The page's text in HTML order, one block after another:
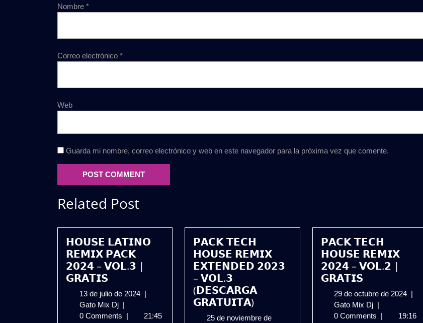
Nombre *
Correo electrónico *
Web
Guarda mi nombre, correo electrónico y web en este navegador para la próxima vez que comente.
Related Post
𝗛𝗢𝗨𝗦𝗘 𝗟𝗔𝗧𝗜𝗡𝗢
𝗥𝗘𝗠𝗜𝗫 𝗣𝗔𝗖𝗞
𝟮𝟬𝟮𝟰 – 𝗩𝗢𝗟.𝟯 |
𝗚𝗥𝗔𝗧𝗜𝗦
13 de julio de 2024 13
julio
|
Gato Mix Dj 𝗛𝗢𝗨𝗦𝗘
𝗟𝗔𝗧𝗜𝗡𝗢
|
0 Comments | 21:45
𝗣𝗔𝗖𝗞 𝗧𝗘𝗖𝗛
𝗛𝗢𝗨𝗦𝗘 𝗥𝗘𝗠𝗜𝗫
𝗘𝗫𝗧𝗘𝗡𝗗𝗘𝗗 𝟮𝟬𝟮𝟯
– 𝗩𝗢𝗟.𝟯
(𝗗𝗘𝗦𝗖𝗔𝗥𝗚𝗔
𝗚𝗥𝗔𝗧𝗨𝗜𝗧𝗔)
25 de noviembre de
𝗣𝗔𝗖𝗞 𝗧𝗘𝗖𝗛
𝗛𝗢𝗨𝗦𝗘 𝗥𝗘𝗠𝗜𝗫
𝟮𝟬𝟮𝟰 – 𝗩𝗢𝗟.𝟮 |
𝗚𝗥𝗔𝗧𝗜𝗦
29 de octubre de 2024 29|
Gato Mix Dj 𝗣𝗔𝗖𝗞
𝗧𝗘𝗖𝗛
|
0 Comments | 19:16